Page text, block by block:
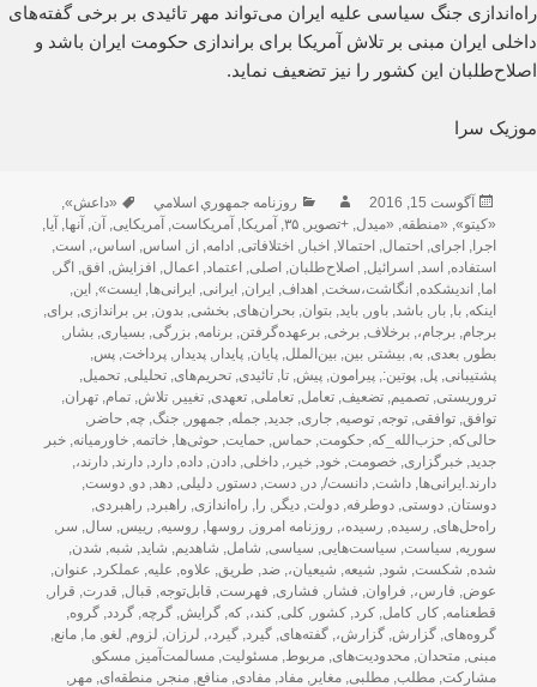
راه‌اندازی جنگ سیاسی علیه ایران می‌تواند مهر تائیدی بر برخی گفته‌های
داخلی ایران مبنی بر تلاش آمریکا برای براندازی حکومت ایران باشد و
اصلاح‌طلبان این کشور را نیز تضعیف نماید.
موزیک سرا
ارسال
شده
در
آگوست 15, 2016 نویسندهدسته‌ها
روزنامه جمهوري اسلامي برچسب‌ها
«داعش»,
«کیتو», «منطقه, «میدل,+تصویر,۳۵, آمریکا, آمریکاست, آمریکایی, آن, آنها, آیا,
اجرا, اجرای, احتمال, احتمالا, اخبار, اختلافاتی, ادامه, از, اساس, اساس،, است,
استفاده, اسد, اسرائیل, اصلاح‌طلبان, اصلی, اعتماد, اعمال, افزایش, افق, اگر,
اما, اندیشکده, انگاشت،سخت, اهداف, ایران, ایرانی, ایرانی‌ها, ایست», این,
اینکه,با,بار,باشد,باور,باید,بتوان,بحران‌های,بخشی,بدون,بر,براندازی,برای,
برجام,برجام،,برخلاف,برخی,برعهده‌گرفتن,برنامه,بزرگی,بسیاری,بشار,
بطور,بعدی,به,بیشتر,بین,بین‌الملل,پایان,پایدار,پدیدار,پرداخت,پس,
پشتیبانی,پل,پوتین:,پیرامون,پیش,تا,تائیدی,تحریم‌های,تحلیلی,تحمیل,
تروریستی,تصمیم,تضعیف,تعامل,تعاملی,تعهدی,تغییر,تلاش,تمام,تهران,
توافق,توافقی,توجه,توصیه,جاری,جدید,جمله,جمهور,جنگ,چه,حاضر,
حالی‌که,حزب‌الله_که,حکومت,حماس,حمایت,حوثی‌ها,خاتمه,خاورمیانه,خبر
جدید,خبرگزاری,خصومت,خود,خیر،,داخلی,دادن,داده,دارد,دارند,دارند،,
دارند.ایرانی‌ها,داشت,دانست/,در,دست,دستور,دلیلی,دهد,دو,دوست,
دوستان,دوستی,دوطرفه,دولت,دیگر, را, راه‌اندازی, راهبرد, راهبردی,
راه‌حل‌های, رسیده, رسیده،, روزنامه امروز, روسها, روسیه, رییس, سال, سر,
سوریه, سیاست, سیاست‌هایی, سیاسی, شامل, شاهدیم, شاید, شبه, شدن,
شده, شکست, شود, شیعه, شیعیان،,ضد, طریق, علاوه, علیه, عملکرد, عنوان,
عوض, فارس،, فراوان, فشار, فشاری, فهرست, قابل‌توجه, قبال, قدرت, قرار,
قطعنامه,کار,کامل,کرد,کشور,کلی,کند،,که,گرایش,گرچه,گردد,گروه,
گروه‌های,گزارش,گزارش،,گفته‌های,گیرد,گیرد،, لرزان, لزوم, لغو,ما,مانع,
مبنی,متحدان,محدودیت‌های,مربوط,مسئولیت,مسالمت‌آمیز,مسکو,
مشارکت,مطلب,مطلبی,مغایر,مفاد,مفادی,منافع,منجر,منطقه‌ای,مهر,